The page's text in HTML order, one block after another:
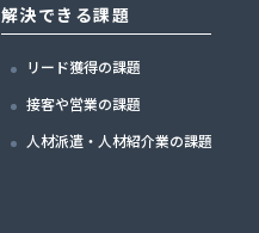
解決できる課題
リード獲得の課題
接客や営業の課題
人材派遣・人材紹介業の課題